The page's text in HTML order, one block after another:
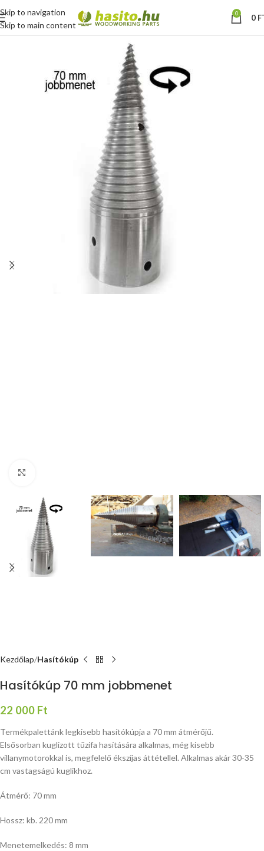
Skip to navigation
Skip to main content
0 0
Kezdőlap Hasítókúp
Hasítókúp 70 mm jobbmenet
22 000 Ft
Termékpalettánk legkisebb hasítókúpja a 70 mm átmérőjű.
Elsősorban kuglizott tűzifa hasítására alkalmas, még kisebb
villanymotorokkal is, megfelelő ékszíjas áttétellel. Alkalmas akár 30-35
cm vastagságú kuglikhoz.
Átmérő: 70 mm
Hossz: kb. 220 mm
Menetemelkedés: 8 mm